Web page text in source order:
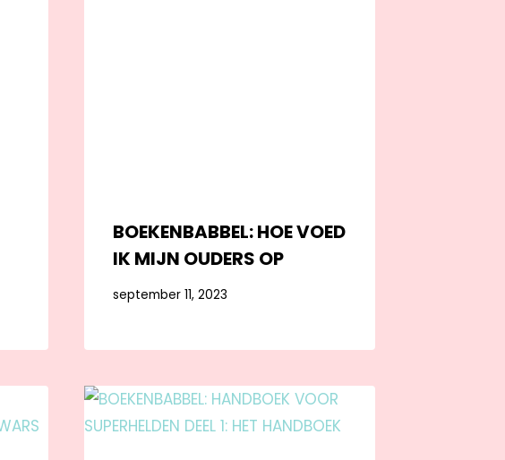
BOEKENBABBEL: HOE VOED
IK MIJN OUDERS OP
september 11, 2023